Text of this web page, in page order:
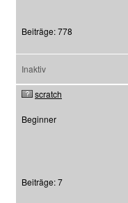
Beiträge: 778
Inaktiv
scratch
Beginner
Beiträge: 7